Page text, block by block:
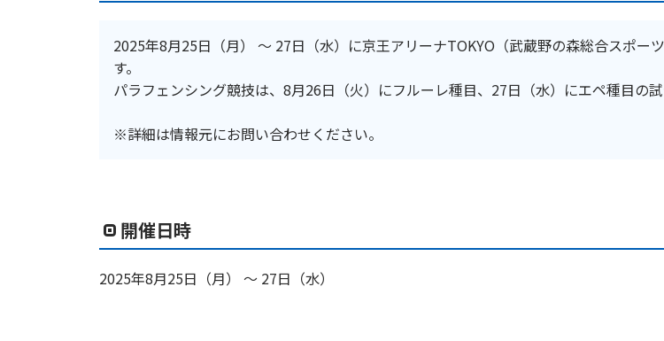
2025年8月25日（月） ～ 27日（水）に京王アリーナTOKYO（武蔵野の森総合スポ
す。
パラフェンシング競技は、8月26日（火）にフルーレ種目、27日（水）にエペ種目の試
※詳細は情報元にお問い合わせください。
開催日時
2025年8月25日（月） ～ 27日（水）